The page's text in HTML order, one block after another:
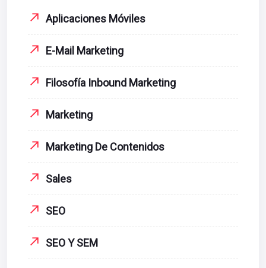
Aplicaciones Móviles
E-Mail Marketing
Filosofía Inbound Marketing
Marketing
Marketing De Contenidos
Sales
SEO
SEO Y SEM